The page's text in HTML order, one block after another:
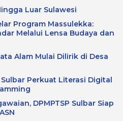
Luar Sulawesi
Program Massulekka:
Melalui Lensa Budaya dan
Alam Mulai Dilirik di Desa
Perkuat Literasi Digital
DPMPTSP Sulbar Siap